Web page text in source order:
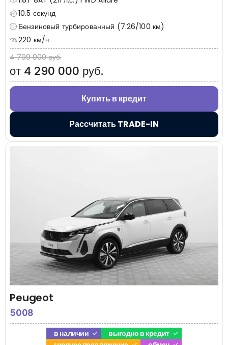
10.5 секунд
Бензиновый турбированный (7.26/100 км)
220 км/ч
4 799 000 руб.
от 4 290 000 руб.
Купить в кредит
Рассчитать TRADE-IN
Peugeot
5008
в наличии
выгодно в кредит